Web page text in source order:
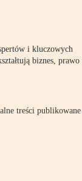
i kluczowych
biznes, prawo
treści publikowane